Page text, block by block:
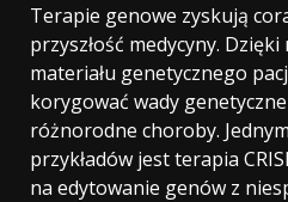
Terapie genowe zyskują
przyszłość medycyny.
materiału genetycznego
korygować wady
różnorodne choroby.
przykładów jest terapia
na edytowanie genów z